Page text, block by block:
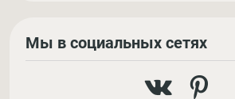
Мы в социальных сетях